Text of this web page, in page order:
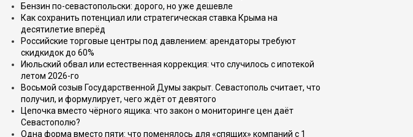
Бензин по-севастопольски: дорого, но уже дешевле
Как сохранить потенциал или стратегическая ставка Крыма на
десятилетие вперёд
Российские торговые центры под давлением: арендаторы требуют
скидкидок до 60%
Июльский обвал или естественная коррекция: что случилось с ипотекой
летом 2026-го
Восьмой созыв Государственной Думы закрыт. Севастополь считает, что
получил, и формулирует, чего ждёт от девятого
Цепочка вместо чёрного ящика: что закон о мониторинге цен даёт
Севастополю?
Одна форма вместо пяти: что поменялось для «спящих» компаний с 1